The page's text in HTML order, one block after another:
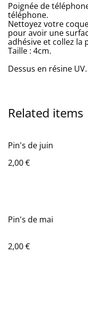
Poignée de
téléphone.
Nettoyez votre
pour avoir une
adhésive et collez la
Taille : 4cm.
Dessus en résine UV.
Related items
Pin's de juin
2,00 €
Pin's de mai
2,00 €